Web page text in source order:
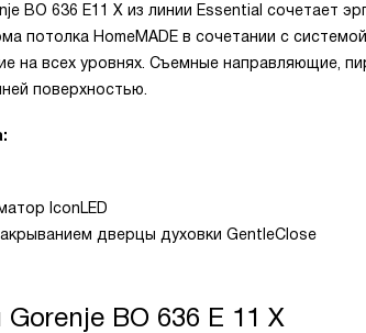
BO 636 E11 X из линии Essential сочетает
потолка HomeMADE в сочетании с
на всех уровнях. Съемные направляющие,
поверхностью.
IconLED
дверцы духовки GentleClose
Gorenje BO 636 E 11 X